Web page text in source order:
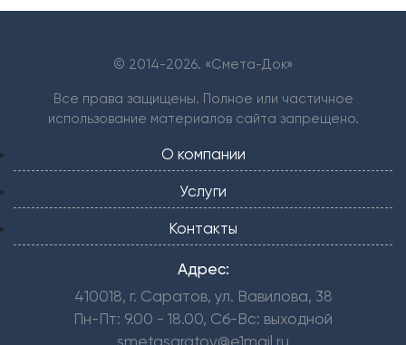
© 2014-2026. «Смета-Док»
Все права защищены. Полное или частичное
использование материалов сайта запрещено.
О компании
Услуги
Контакты
Адрес:
410018, г. Саратов, ул. Вавилова, 38
Пн-Пт: 9.00 - 18.00, Сб-Вс: выходной
smetasaratov@e1mail.ru